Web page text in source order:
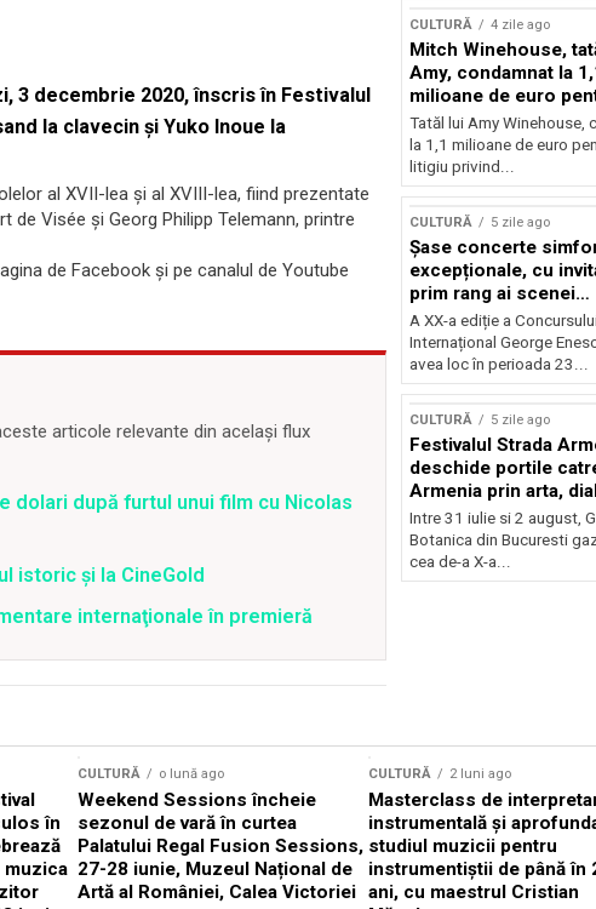
3 decembrie 2020, înscris în Festivalul
la clavecin și Yuko Inoue la
al XVII-lea și al XVIII-lea, fiind prezentate
de Visée şi Georg Philipp Telemann, printre
de Facebook și pe canalul de Youtube
articole relevante din același flux
dolari după furtul unui film cu Nicolas
istoric și la CineGold
internaţionale în premieră
CULTURĂ 4 zile ago
Mitch Winehouse,
Amy, condamnat la
milioane de euro
litigiu pierdut
Tatăl lui Amy Winehouse,
la 1,1 milioane de euro
litigiu privind...
CULTURĂ 5 zile ago
Șase concerte
excepționale, cu
prim rang ai scenei
internaționale și
orchestrale
prestigiu, în programul
Concursului Enescu
A XX-a ediție a
Internațional George
avea loc în perioada 23...
CULTURĂ 5 zile ago
Festivalul Strada
deschide portile
Armenia prin arta,
patrimoniu, intre 31
august, la Gradina
Bucuresti
Intre 31 iulie si 2 august,
Botanica din Bucuresti
cea de-a X-a...
în
muzica
CULTURĂ o lună ago
Weekend Sessions încheie
sezonul de vară în curtea
Palatului Regal Fusion Sessions,
27-28 iunie, Muzeul Național de
Artă al României, Calea Victoriei
CULTURĂ 2 luni ago
Masterclass de
instrumentală și
studiul muzicii pentru
instrumentiștii de până în
ani, cu maestrul Cristian